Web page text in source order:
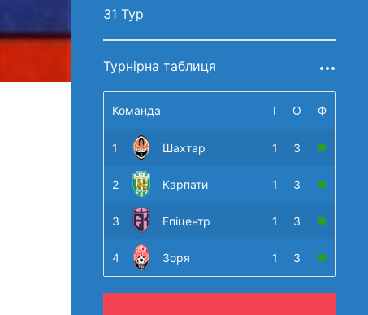
31 Тур
Турнірна таблиця
Команда І О Ф
1 Шахтар 1 3
2 Карпати 1 3
3 Епіцентр 1 3
4 Зоря 1 3